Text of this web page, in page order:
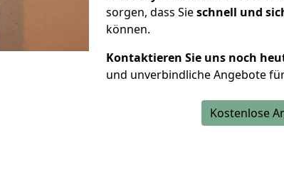
sorgen, dass Sieschnell und
können.
Kontaktieren Sie uns noch
und unverbindliche Angebote
Kostenlose